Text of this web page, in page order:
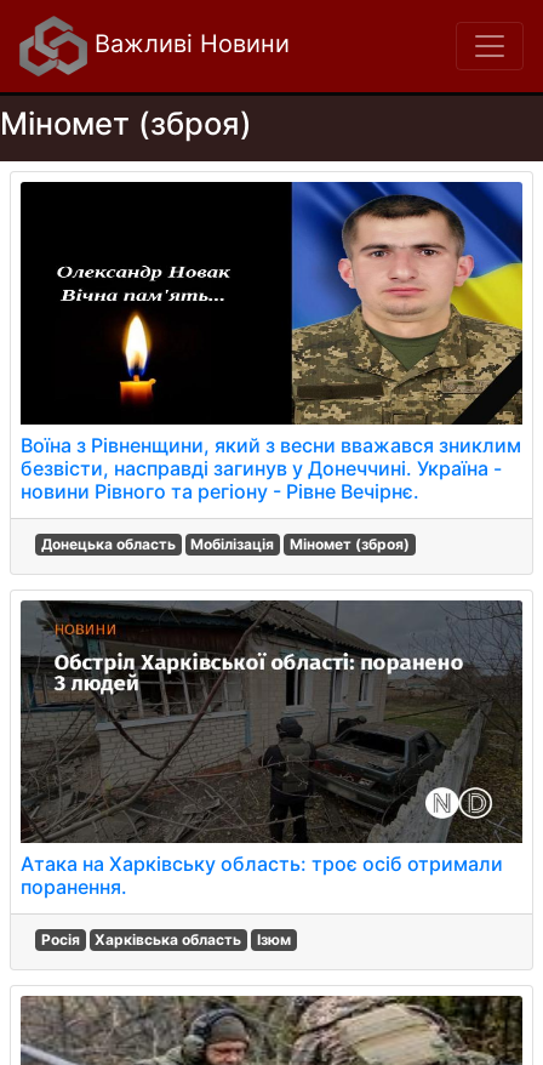
Важливі Новини
Міномет (зброя)
Воїна з Рівненщини, який з весни вважався зниклим
безвісти, насправді загинув у Донеччині. Україна -
новини Рівного та регіону - Рівне Вечірнє.
Донецька область Мобілізація Міномет (зброя)
Атака на Харківську область: троє осіб отримали
поранення.
Росія Харківська область Ізюм